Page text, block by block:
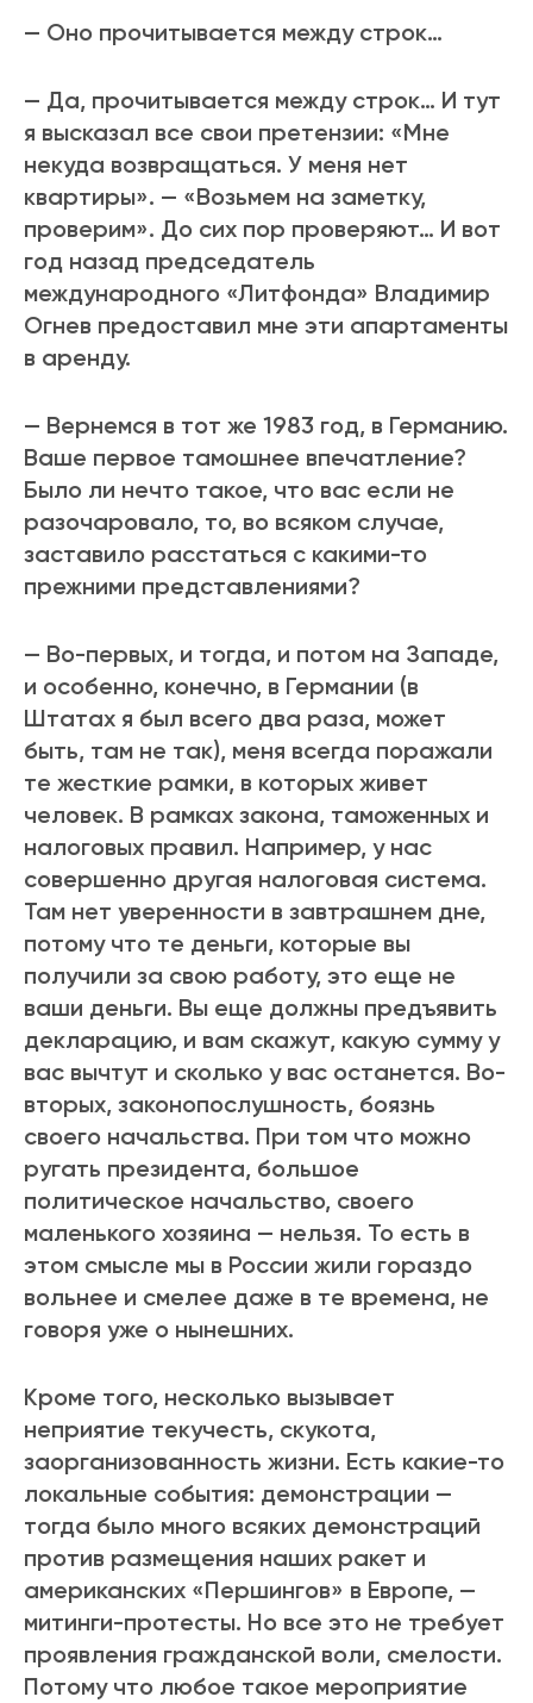
— Оно прочитывается между строк…
— Да, прочитывается между строк… И тут
я высказал все свои претензии: «Мне
некуда возвращаться. У меня нет
квартиры». — «Возьмем на заметку,
проверим». До сих пор проверяют… И вот
год назад председатель
международного «Литфонда» Владимир
Огнев предоставил мне эти апартаменты
в аренду.
— Вернемся в тот же 1983 год, в Германию.
Ваше первое тамошнее впечатление?
Было ли нечто такое, что вас если не
разочаровало, то, во всяком случае,
заставило расстаться с какими-то
прежними представлениями?
— Во-первых, и тогда, и потом на Западе,
и особенно, конечно, в Германии (в
Штатах я был всего два раза, может
быть, там не так), меня всегда поражали
те жесткие рамки, в которых живет
человек. В рамках закона, таможенных и
налоговых правил. Например, у нас
совершенно другая налоговая система.
Там нет уверенности в завтрашнем дне,
потому что те деньги, которые вы
получили за свою работу, это еще не
ваши деньги. Вы еще должны предъявить
декларацию, и вам скажут, какую сумму у
вас вычтут и сколько у вас останется. Во-
вторых, законопослушность, боязнь
своего начальства. При том что можно
ругать президента, большое
политическое начальство, своего
маленького хозяина — нельзя. То есть в
этом смысле мы в России жили гораздо
вольнее и смелее даже в те времена, не
говоря уже о нынешних.
Кроме того, несколько вызывает
неприятие текучесть, скукота,
заорганизованность жизни. Есть какие-то
локальные события: демонстрации —
тогда было много всяких демонстраций
против размещения наших ракет и
американских «Першингов» в Европе, —
митинги-протесты. Но все это не требует
проявления гражданской воли, смелости.
Потому что любое такое мероприятие